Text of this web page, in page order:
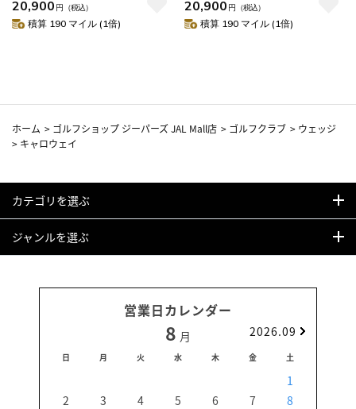
ルフクラブ
20,900 円 （税込）
積算 190 マイル (1倍)
正規品 ゴルフクラブ
20,900 円 （税込）
積算 190 マイル (1倍)
ホーム > ゴルフショップ ジーパーズ JAL Mall店 > ゴルフクラブ > ウェッジ
> キャロウェイ
カテゴリを選ぶ
ジャンルを選ぶ
営業日カレンダー
8 月 2026.09
日 月 火 水 木 金 土
1
2
3 4 5 6 7
8